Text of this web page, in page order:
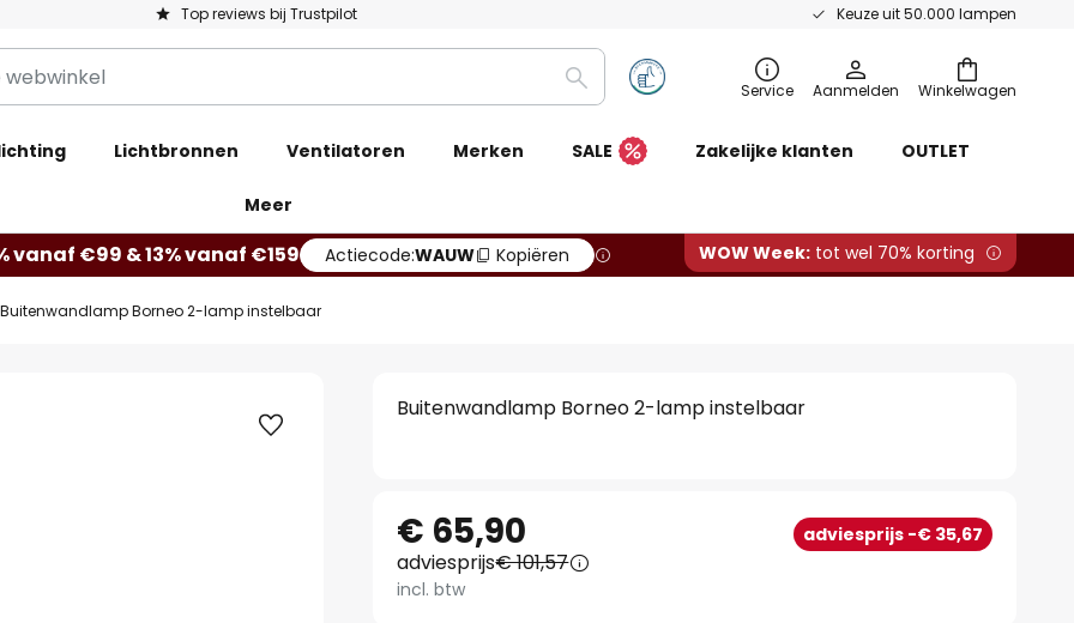
Top reviews bij Trustpilot Keuze uit 50.000 lampen
Winkelwagen
Zoeken Service Aanmelden
Lichtbronnen Ventilatoren Merken SALE Zakelijke klanten OUTLET
Meer
vanaf €99 & 13% vanaf €159 Actiecode:WAUW Kopiëren WOW Week: tot wel 70% korting
Buitenwandlamp Borneo 2-lamp instelbaar
Buitenwandlamp Borneo 2-lamp instelbaar
€ 65,90 adviesprijs -€ 35,67
adviesprijs€ 101,57
incl. btw